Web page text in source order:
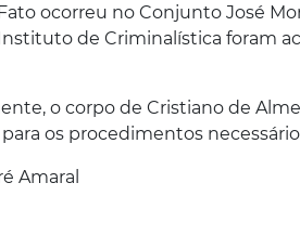
ocorreu no Conjunto José
de Criminalística foram
o corpo de Cristiano de
os procedimentos
Amaral